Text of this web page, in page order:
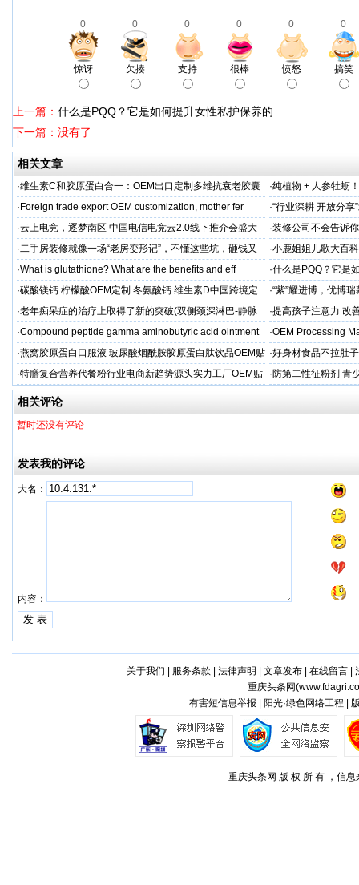
0 0 0 0 0 0
惊讶 欠揍 支持 很棒 愤怒 搞笑
上一篇： 什么是PQQ？它是如何提升女性私护保养的
下一篇：没有了
相关文章
·维生素C和胶原蛋白合一：OEM出口定制多维抗衰老胶囊 ·纯植物 + 人参牡蛎
力保驾护航
· Foreign trade export OEM customization, mother fer ·“行业深耕 开放分
·云上电竞，逐梦南区 中国电信电竞云2.0线下推介会盛大
启幕
·装修公司不会告诉
·二手房装修就像一场“老房变形记”，不懂这些坑，砸钱又
糟心！看完这篇再开工
·小鹿姐姐儿歌大百科
·What is glutathione? What are the benefits and eff ·什么是PQQ？它是
·碳酸镁钙 柠檬酸OEM定制 冬氨酸钙 维生素D中国跨境定
制
·“紫”耀进博，优博
·老年痴呆症的治疗上取得了新的突破(双侧颈深淋巴-静脉
吻合术)
·提高孩子注意力 改
·Compound peptide gamma aminobutyric acid ointment ·OEM Processing
·燕窝胶原蛋白口服液 玻尿酸烟酰胺胶原蛋白肽饮品OEM贴
牌
·好身材食品不拉肚
·特膳复合营养代餐粉行业电商新趋势源头实力工厂OEM贴
牌代工
·防第二性征粉剂 青
相关评论
暂时还没有评论
发表我的评论
大名：
内容：
关于我们 服务条款 法律声明 文章发布| 在线留言|
重庆头条网(
有害短信息举报 | 阳光·绿色网络工程 |
重庆头条网 版 权 所 有 ，信